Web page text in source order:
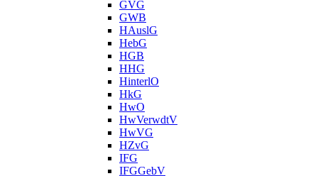
GVG
GWB
HAuslG
HebG
HGB
HHG
HinterlO
HkG
HwO
HwVerwdtV
HwVG
HZvG
IFG
IFGGebV